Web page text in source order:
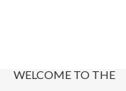
WELCOME TO THE